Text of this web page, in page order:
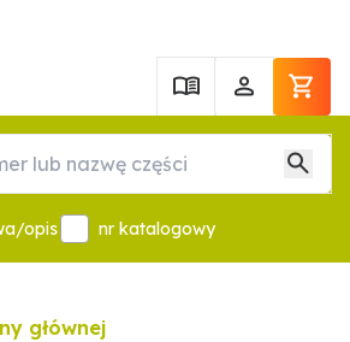
opis nr katalogowy
głównej